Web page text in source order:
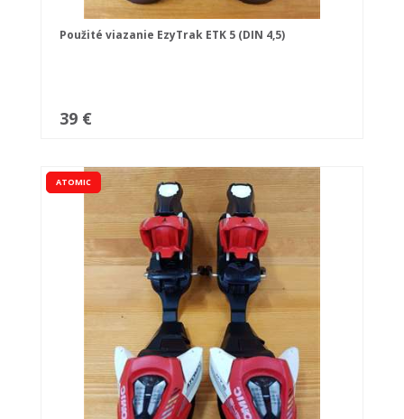
Použité viazanie EzyTrak ETK 5 (DIN 4,5)
39 €
ATOMIC